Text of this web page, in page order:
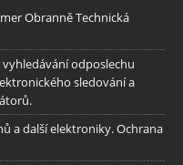
Obranně Technická
odposlechu
sledování a
a další elektroniky. Ochrana